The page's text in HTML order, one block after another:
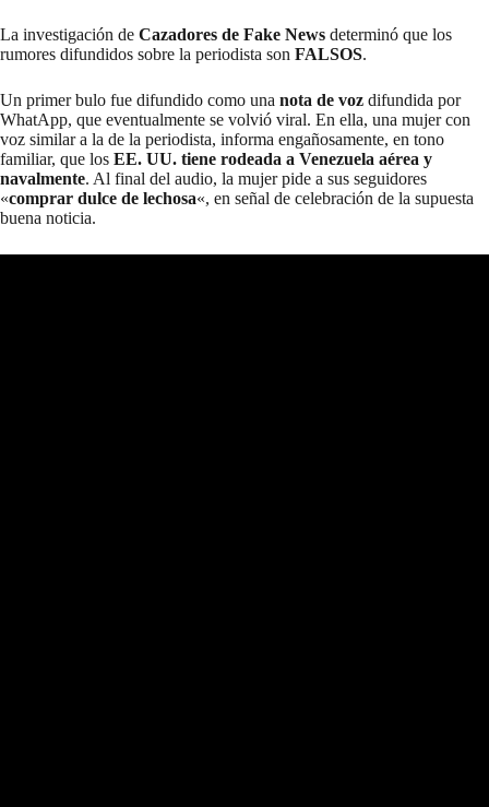
La investigación de Cazadores de Fake News determinó que los
rumores difundidos sobre la periodista son FALSOS.
Un primer bulo fue difundido como una nota de voz difundida por
WhatApp, que eventualmente se volvió viral. En ella, una mujer con
voz similar a la de la periodista, informa engañosamente, en tono
familiar, que los EE. UU. tiene rodeada a Venezuela aérea y
navalmente. Al final del audio, la mujer pide a sus seguidores
«comprar dulce de lechosa«, en señal de celebración de la supuesta
buena noticia.